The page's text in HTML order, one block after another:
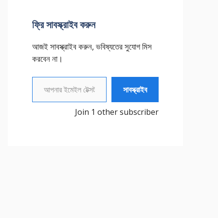
ফ্রি সাবস্ক্রাইব করুন
আজই সাবস্ক্রাইব করুন, ভবিষ্যতের সুযোগ মিস
করবেন না।
আপনার ইমেইল টেক্সট করুন
সাবস্ক্রাইব
Join 1 other subscriber